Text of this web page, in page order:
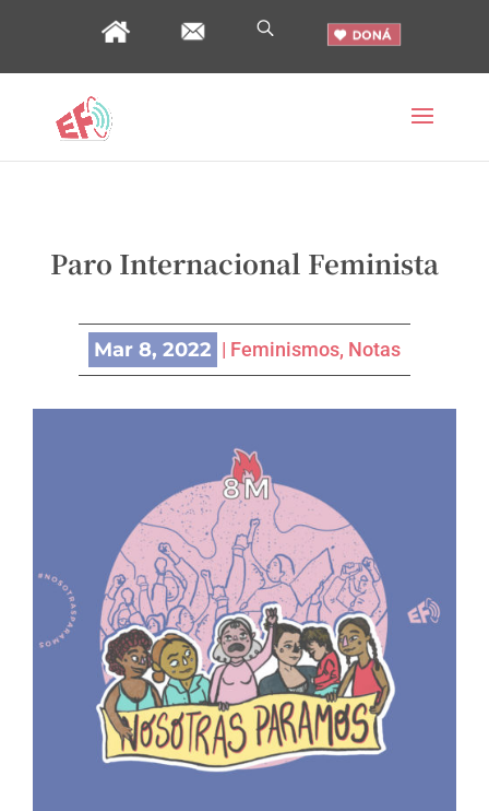
Paro Internacional Feminista
Mar 8, 2022 | Feminismos, Notas